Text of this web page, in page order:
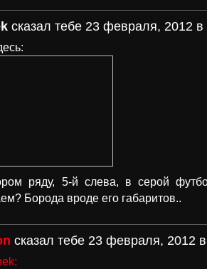
сказал тебе 23 февраля, 2012 в
ряду, 5-й слева, в серой
Борода вроде его габаритов..
сказал тебе 23 февраля, 2012